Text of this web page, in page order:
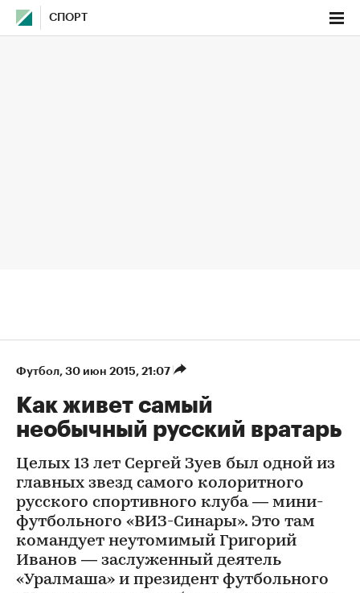
СПОРТ
Футбол⁠, 30 июн 2015, 21:07
Как живет самый
необычный русский вратарь
Целых 13 лет Сергей Зуев был одной из
главных звезд самого колоритного
русского спортивного клуба — мини-
футбольного «ВИЗ-Синары». Это там
командует неутомимый Григорий
Иванов — заслуженный деятель
«Уралмаша» и президент футбольного